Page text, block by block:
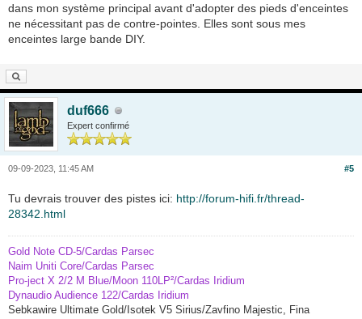
dans mon système principal avant d'adopter des pieds d'enceintes
ne nécessitant pas de contre-pointes. Elles sont sous mes
enceintes large bande DIY.
duf666
Expert confirmé
#5
09-09-2023, 11:45 AM
Tu devrais trouver des pistes ici: http://forum-hifi.fr/thread-
28342.html
Gold Note CD-5/Cardas Parsec
Naim Uniti Core/Cardas Parsec
Pro-ject X 2/2 M Blue/Moon 110LP²/Cardas Iridium
Dynaudio Audience 122/Cardas Iridium
Sebkawire Ultimate Gold/Isotek V5 Sirius/Zavfino Majestic, Fina